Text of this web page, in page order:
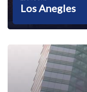
Los Anegles